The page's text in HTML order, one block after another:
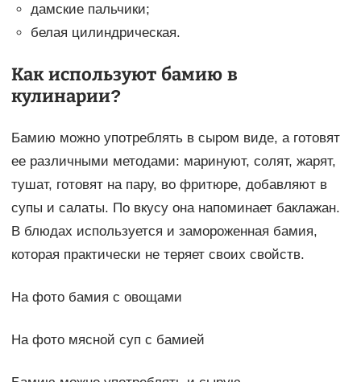
дамские пальчики;
белая цилиндрическая.
Как используют бамию в
кулинарии?
Бамию можно употреблять в сыром виде, а готовят
ее различными методами: маринуют, солят, жарят,
тушат, готовят на пару, во фритюре, добавляют в
супы и салаты. По вкусу она напоминает баклажан.
В блюдах используется и замороженная бамия,
которая практически не теряет своих свойств.
На фото бамия с овощами
На фото мясной суп с бамией